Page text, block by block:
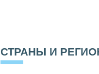
СТРАНЫ И